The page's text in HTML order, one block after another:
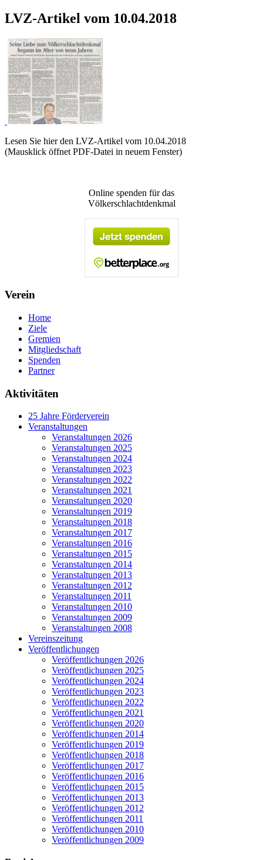
LVZ-Artikel vom 10.04.2018
Lesen Sie hier den LVZ-Artikel vom 10.04.2018
(Mausklick öffnet PDF-Datei in neuem Fenster)
Online spenden für das
Völkerschlachtdenkmal
Verein
Home
Ziele
Gremien
Mitgliedschaft
Spenden
Partner
Aktivitäten
25 Jahre Förderverein
Veranstaltungen
Veranstaltungen 2026
Veranstaltungen 2025
Veranstaltungen 2024
Veranstaltungen 2023
Veranstaltungen 2022
Veranstaltungen 2021
Veranstaltungen 2020
Veranstaltungen 2019
Veranstaltungen 2018
Veranstaltungen 2017
Veranstaltungen 2016
Veranstaltungen 2015
Veranstaltungen 2014
Veranstaltungen 2013
Veranstaltungen 2012
Veranstaltungen 2011
Veranstaltungen 2010
Veranstaltungen 2009
Veranstaltungen 2008
Vereinszeitung
Veröffentlichungen
Veröffentlichungen 2026
Veröffentlichungen 2025
Veröffentlichungen 2024
Veröffentlichungen 2023
Veröffentlichungen 2022
Veröffentlichungen 2021
Veröffentlichungen 2020
Veröffentlichungen 2014
Veröffentlichungen 2019
Veröffentlichungen 2018
Veröffentlichungen 2017
Veröffentlichungen 2016
Veröffentlichungen 2015
Veröffentlichungen 2013
Veröffentlichungen 2012
Veröffentlichungen 2011
Veröffentlichungen 2010
Veröffentlichungen 2009